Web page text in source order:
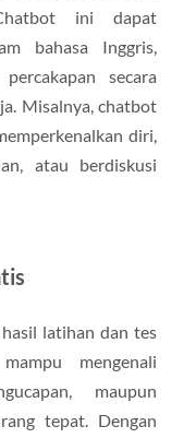
ini dapat
bahasa Inggris,
secara
Misalnya, chatbot
diri,
atau berdiskusi
latihan dan tes
mengenali
maupun
tepat. Dengan